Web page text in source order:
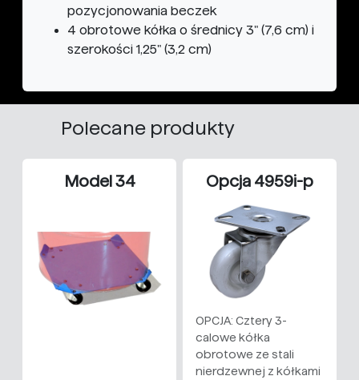
pozycjonowania beczek
4 obrotowe kółka o średnicy 3" (7,6 cm) i
szerokości 1,25" (3,2 cm)
Polecane produkty
Model 34 Opcja 4959i-p
OPCJA: Cztery 3-
calowe kółka
obrotowe ze stali
nierdzewnej z kółkami